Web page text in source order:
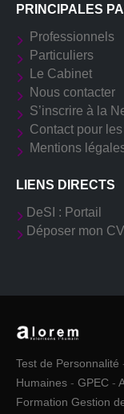
PRINCIPALES
Professionnels
Particuliers
Le Cabinet
Nous contacter
S’inscrire à la
Contact pour
Mentions
LIENS DIRECTS
DeSI : Portail
Déposer mon CV
Test de Personnalité
Humaines - GPEC -
Formation Gestion